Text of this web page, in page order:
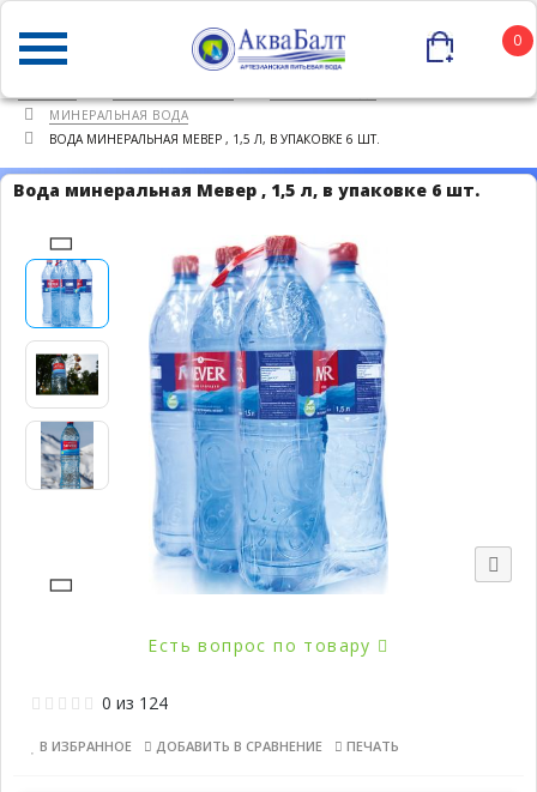
0
МИНЕРАЛЬНАЯ ВОДА
ВОДА МИНЕРАЛЬНАЯ МЕВЕР , 1,5 Л, В УПАКОВКЕ 6 ШТ.
Вода минеральная Мевер , 1,5 л, в упаковке 6 шт.
Есть вопрос по товару
0 из 124
В ИЗБРАННОЕ ДОБАВИТЬ В СРАВНЕНИЕ ПЕЧАТЬ